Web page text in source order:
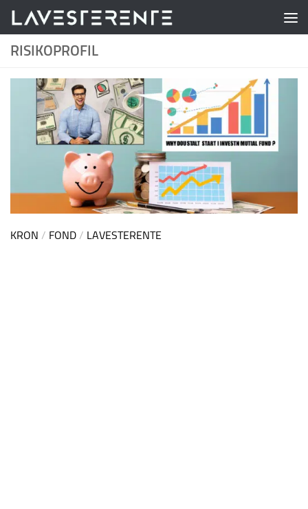
Skip to content
RISIKOPROFIL
KRON / FOND / LAVESTERENTE